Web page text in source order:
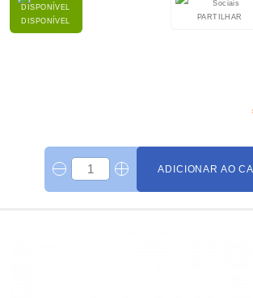
DISPONÍVEL PARTILHAR
ADICIONAR AO